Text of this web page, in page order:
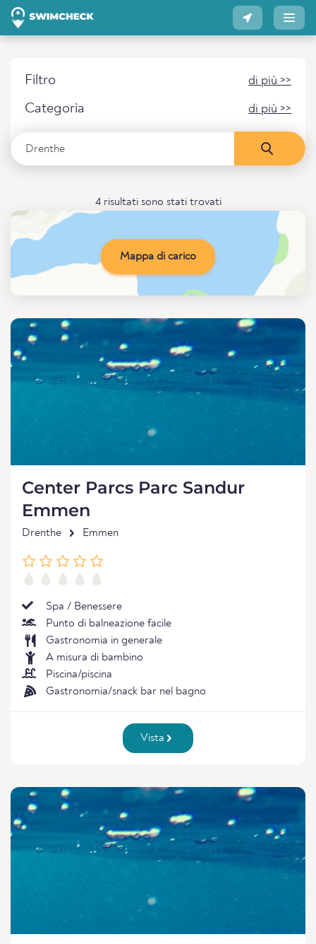
Filtro di più >>
Categoria di più >>
4 risultati sono stati trovati
Mappa di carico
Center Parcs Parc Sandur
Emmen
Drenthe Emmen
Spa / Benessere
Punto di balneazione facile
Gastronomia in generale
A misura di bambino
Piscina/piscina
Gastronomia/snack bar nel bagno
Vista